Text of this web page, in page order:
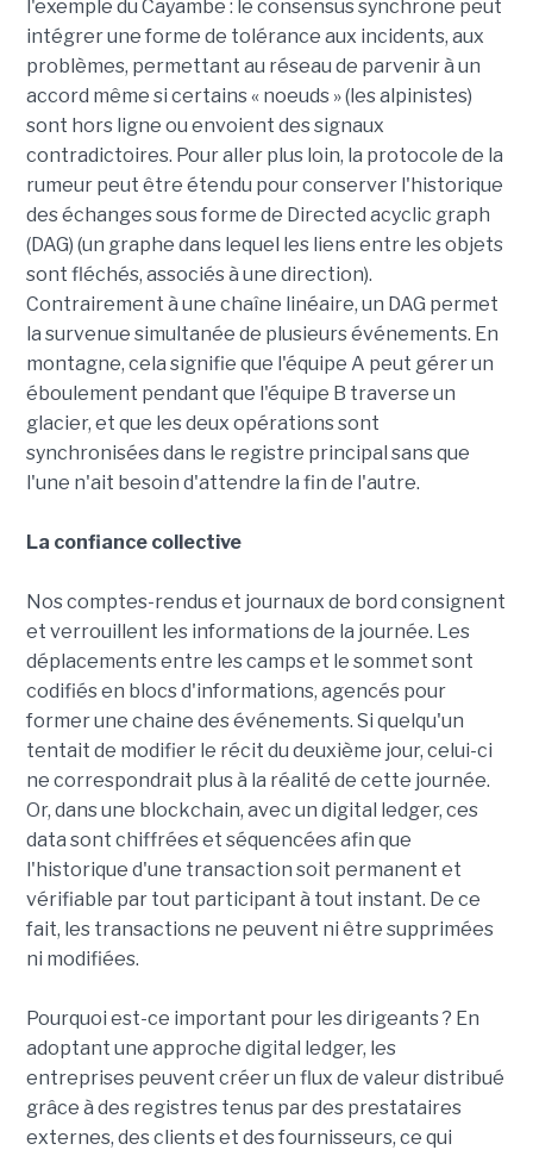
l'exemple du Cayambe : le consensus synchrone peut
intégrer une forme de tolérance aux incidents, aux
problèmes, permettant au réseau de parvenir à un
accord même si certains « noeuds » (les alpinistes)
sont hors ligne ou envoient des signaux
contradictoires. Pour aller plus loin, la protocole de la
rumeur peut être étendu pour conserver l'historique
des échanges sous forme de Directed acyclic graph
(DAG) (un graphe dans lequel les liens entre les objets
sont fléchés, associés à une direction).
Contrairement à une chaîne linéaire, un DAG permet
la survenue simultanée de plusieurs événements. En
montagne, cela signifie que l'équipe A peut gérer un
éboulement pendant que l'équipe B traverse un
glacier, et que les deux opérations sont
synchronisées dans le registre principal sans que
l'une n'ait besoin d'attendre la fin de l'autre.
La confiance collective
Nos comptes-rendus et journaux de bord consignent
et verrouillent les informations de la journée. Les
déplacements entre les camps et le sommet sont
codifiés en blocs d'informations, agencés pour
former une chaine des événements. Si quelqu'un
tentait de modifier le récit du deuxième jour, celui-ci
ne correspondrait plus à la réalité de cette journée.
Or, dans une blockchain, avec un digital ledger, ces
data sont chiffrées et séquencées afin que
l'historique d'une transaction soit permanent et
vérifiable par tout participant à tout instant. De ce
fait, les transactions ne peuvent ni être supprimées
ni modifiées.
Pourquoi est-ce important pour les dirigeants ? En
adoptant une approche digital ledger, les
entreprises peuvent créer un flux de valeur distribué
grâce à des registres tenus par des prestataires
externes, des clients et des fournisseurs, ce qui